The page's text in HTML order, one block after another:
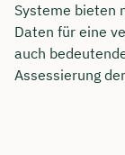
Systeme bieten
Daten für eine
auch
Assessierung